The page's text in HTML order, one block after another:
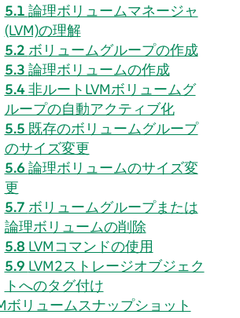
5.1 論理ボリュームマネージャ
(LVM)の理解
5.2 ボリュームグループの作成
5.3 論理ボリュームの作成
5.4非ルートLVMボリュームグ
ループの自動アクティブ化
5.5 既存のボリュームグループ
のサイズ変更
5.6 論理ボリュームのサイズ変
更
5.7 ボリュームグループまたは
論理ボリュームの削除
5.8 LVMコマンドの使用
5.9 LVM2ストレージオブジェク
トへのタグ付け
ボリュームスナップショット